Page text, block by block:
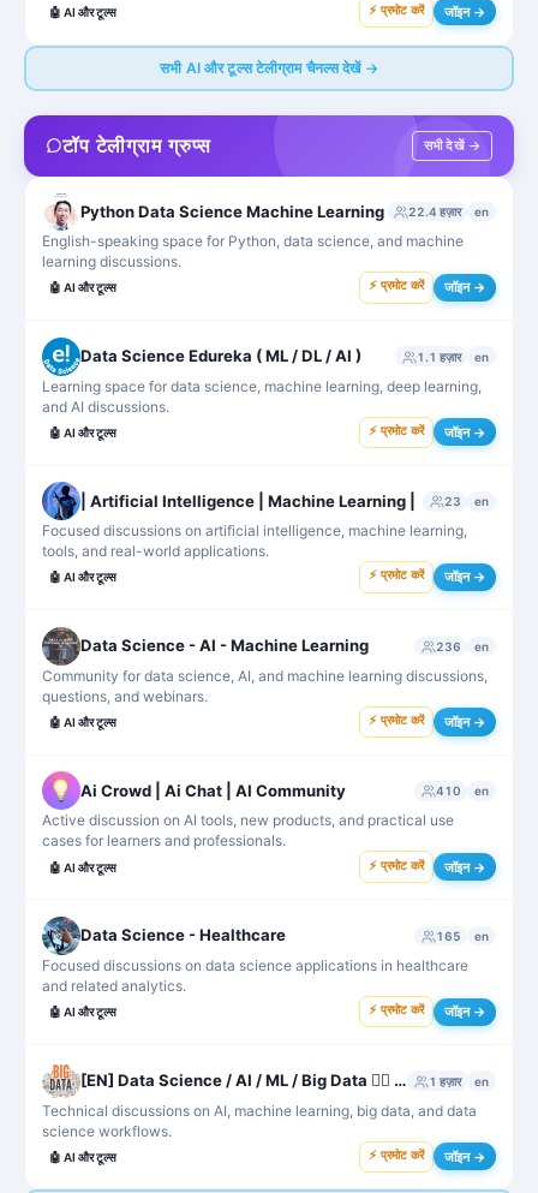
🤖 AI और टूल्स ⚡ प्रमोट करें जॉइन →
सभी AI और टूल्स टेलीग्राम चैनल्स देखें →
टॉप टेलीग्राम ग्रुप्स सभी देखें →
Python Data Science Machine Learning 22.4 हज़ार en
English-speaking space for Python, data science, and machine
learning discussions.
🤖 AI और टूल्स ⚡ प्रमोट करें जॉइन →
Data Science Edureka ( ML / DL / AI ) 1.1 हज़ार en
Learning space for data science, machine learning, deep learning,
and AI discussions.
🤖 AI और टूल्स ⚡ प्रमोट करें जॉइन →
| Artificial Intelligence | Machine Learning | 23 en
Focused discussions on artificial intelligence, machine learning,
tools, and real-world applications.
🤖 AI और टूल्स ⚡ प्रमोट करें जॉइन →
Data Science - AI - Machine Learning 236 en
Community for data science, AI, and machine learning discussions,
questions, and webinars.
🤖 AI और टूल्स ⚡ प्रमोट करें जॉइन →
Ai Crowd | Ai Chat | AI Community 410 en
Active discussion on AI tools, new products, and practical use
cases for learners and professionals.
🤖 AI और टूल्स ⚡ प्रमोट करें जॉइन →
Data Science - Healthcare 165 en
Focused discussions on data science applications in healthcare
and related analytics.
🤖 AI और टूल्स ⚡ प्रमोट करें जॉइन →
[EN] Data Science / AI / ML / Big Data 👮‍♂️ Protected by R2D2 1 हज़ार en
Technical discussions on AI, machine learning, big data, and data
science workflows.
🤖 AI और टूल्स ⚡ प्रमोट करें जॉइन →